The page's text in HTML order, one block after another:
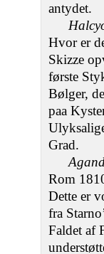
antydet.
Hvor er
Skizze
første
Bølger,
paa
Grad.
Rom
Dette er
fra
Faldet af